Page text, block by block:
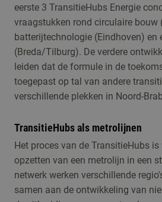
eerste 3 TransitieHubs Energie
vraagstukken rond circulaire bouw
batterijtechnologie (Eindhoven) en
(Breda/Tilburg). De verdere
leiden dat de formule in de
toegepast op tal van andere
verschillende plekken in Noord-
TransitieHubs als metrolijnen
Het proces van de TransitieHubs
opzetten van een metrolijn in een
netwerk werken verschillende
samen aan de ontwikkeling van